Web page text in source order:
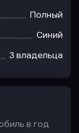
Полный
Синий
3 владельца
в год